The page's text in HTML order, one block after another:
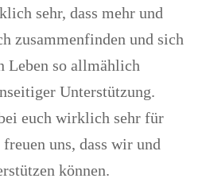
sehr, dass mehr und
zusammenfinden und sich
Leben so allmählich
Unterstützung.
euch wirklich sehr für
uns, dass wir und
können.